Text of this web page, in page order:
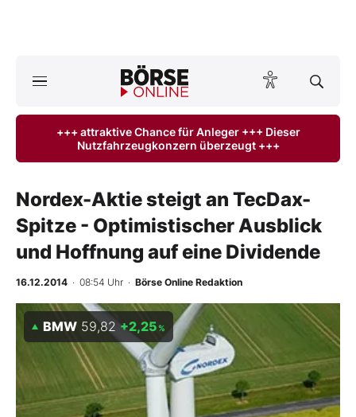
Anlageprodukte
Finanz-Check
Abo & Shop
BO-Musterdepots
Experten
Mein B:O
Mein Konto
+++ attraktive Chance für Anleger +++ Dieser
Nutzfahrzeugkonzern überzeugt +++
Nordex-Aktie steigt an TecDax-
Spitze - Optimistischer Ausblick
und Hoffnung auf eine Dividende
16.12.2014 · 08:54 Uhr · Börse Online Redaktion
BMW 59,82 +2,25 %